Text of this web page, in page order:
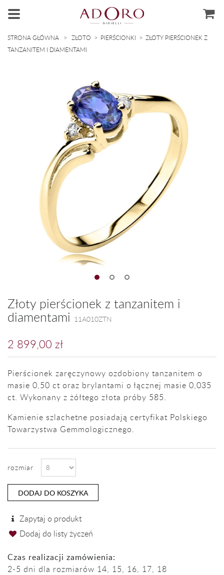
STRONA GŁÓWNA > ZŁOTO > PIERŚCIONKI > ZŁOTY PIERŚCIONEK Z
TANZANITEM I DIAMENTAMI
Złoty pierścionek z tanzanitem i
diamentami 11A010ZTN
2 899,00 zł
Pierścionek zaręczynowy ozdobiony tanzanitem o
masie 0,50 ct oraz brylantami o łącznej masie 0,035
ct. Wykonany z żółtego złota próby 585.
Kamienie szlachetne posiadają certyfikat Polskiego
Towarzystwa Gemmologicznego.
DODAJ DO KOSZYKA
Zapytaj o produkt
Dodaj do listy życzeń
Czas realizacji zamówienia:
2-5 dni dla rozmiarów 14, 15, 16, 17, 18